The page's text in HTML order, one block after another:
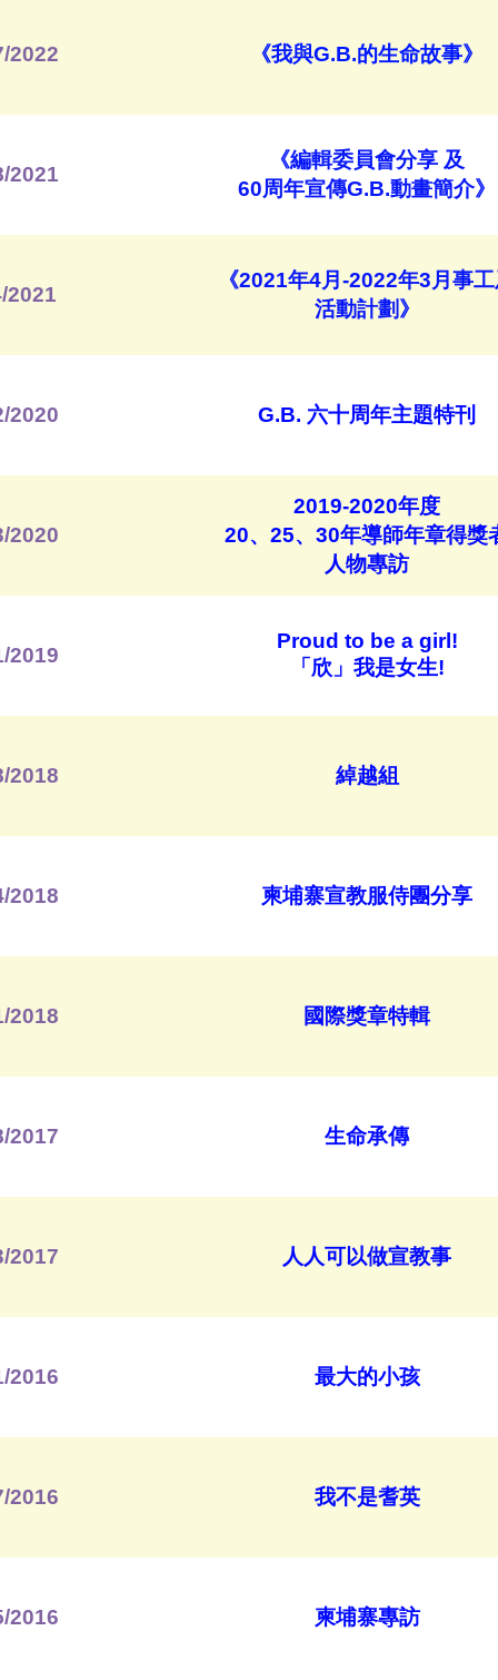
2022 《我與G.B.的生命故事》
2021
《編輯委員會分享 及
60周年宣傳G.B.動畫簡介》
2021
《2021年4月-2022年3月事
活動計劃》
2020 G.B. 六十周年主題特刊
2020
2019-2020年度
20、25、30年導師年章得獎
人物專訪
2019
Proud to be a girl!
「欣」我是女生!
2018 綽越組
2018 柬埔寨宣教服侍團分享
2018 國際獎章特輯
2017 生命承傳
2017 人人可以做宣教事
2016 最大的小孩
2016 我不是耆英
2016 柬埔寨專訪